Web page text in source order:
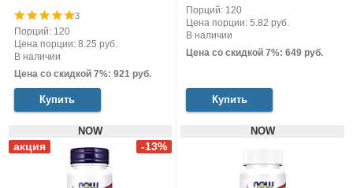
3
Порций: 120
Цена порции: 8.25 руб.
В наличии
Цена со скидкой 7%: 921 руб.
Купить
Порций: 120
Цена порции: 5.82 руб.
В наличии
Цена со скидкой 7%: 649 руб.
Купить
NOW NOW